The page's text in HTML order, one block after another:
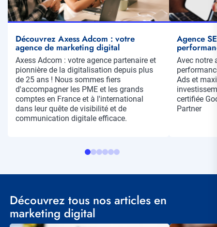
Découvrez Axess Adcom : votre
agence de marketing digital
Résumé
Axess Adcom : votre agence partenaire et
pionnière de la digitalisation depuis plus
de 25 ans ! Nous sommes fiers
d'accompagner les PME et les grands
comptes en France et à l'international
dans leur quête de visibilité et de
communication digitale efficace.
Agence
Résumé
Avec notre
Ads et
certifiée
Partner
Découvrez tous nos articles en
marketing digital